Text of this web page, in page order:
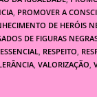
, PROMOVER A
DE HERÓIS
DE FIGURAS
, RESPEITO,
, VALORIZAÇÃO,